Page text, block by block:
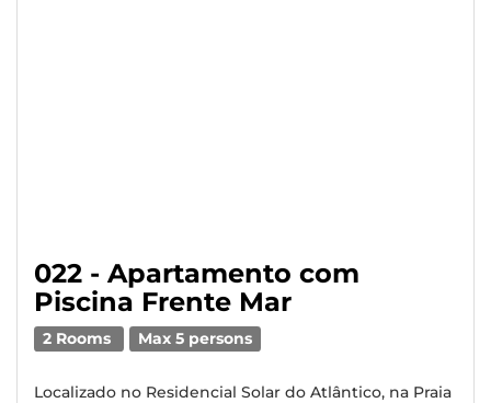
022 - Apartamento com
Piscina Frente Mar
2 Rooms Max 5 persons
Localizado no Residencial Solar do Atlântico, na Praia